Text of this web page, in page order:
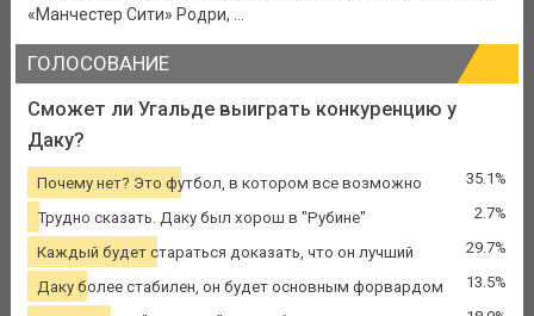
«Манчестер Сити» Родри, ...
ГОЛОСОВАНИЕ
Сможет ли Угальде выиграть конкуренцию у
Даку?
Почему нет? Это футбол, в котором все возможно 35.1%
Трудно сказать. Даку был хорош в "Рубине" 2.7%
Каждый будет стараться доказать, что он лучший 29.7%
Даку более стабилен, он будет основным форвардом 13.5%